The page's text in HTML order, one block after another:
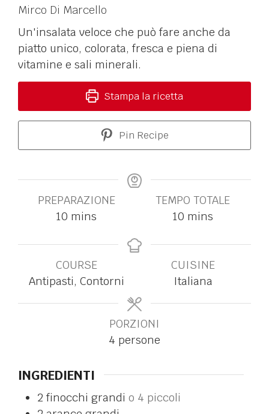
Mirco Di Marcello
Un'insalata veloce che può fare anche da
piatto unico, colorata, fresca e piena di
vitamine e sali minerali.
Stampa la ricetta
Pin Recipe
PREPARAZIONE
10 mins
TEMPO TOTALE
10 mins
COURSE
Antipasti, Contorni
CUISINE
Italiana
PORZIONI
4 persone
INGREDIENTI
2 finocchi grandi o 4 piccoli